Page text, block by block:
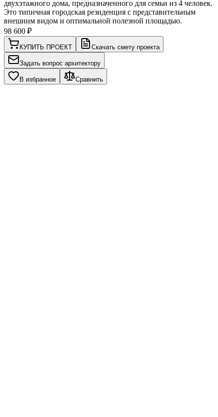
двухэтажного дома, предназначенного для семьи из 4 человек.
Это типичная городская резиденция с представительным
внешним видом и оптимальной полезной площадью.
98 600 ₽
КУПИТЬ ПРОЕКТ Скачать смету проекта
Задать вопрос архитектору
В избранное Сравнить